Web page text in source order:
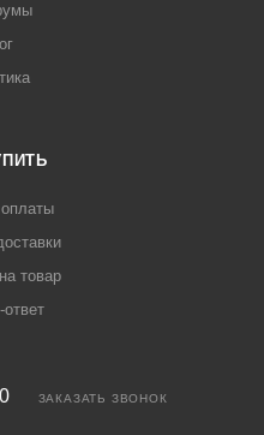
товар
ЗАКАЗАТЬ ЗВОНОК